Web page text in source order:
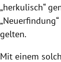
„herkulisch“
gelten.
Mit einem